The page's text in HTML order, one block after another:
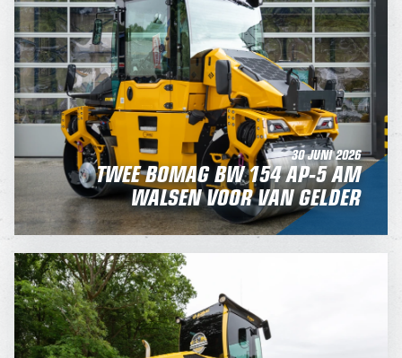
30 JUNI 2026
TWEE BOMAG BW 154 AP-5 AM
WALSEN VOOR VAN GELDER